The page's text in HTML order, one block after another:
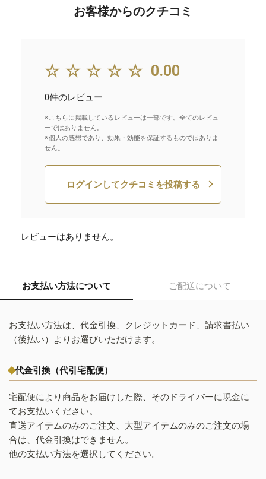
お客様からのクチコミ
☆☆☆☆☆ 0.00
0件のレビュー
※こちらに掲載しているレビューは一部です。全てのレビュ
ーではありません。
※個人の感想であり、効果・効能を保証するものではありま
せん。
ログインしてクチコミを投稿する
レビューはありません。
お支払い方法について ご配送について
お支払い方法は、代金引換、クレジットカード、請求書払い
（後払い）よりお選びいただけます。
代金引換（代引宅配便）
宅配便により商品をお届けした際、そのドライバーに現金に
てお支払いください。
直送アイテムのみのご注文、大型アイテムのみのご注文の場
合は、代金引換はできません。
他の支払い方法を選択してください。